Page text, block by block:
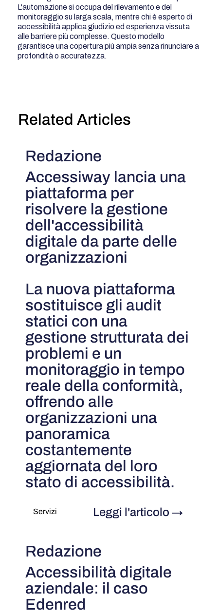
L'automazione si occupa del rilevamento e del
monitoraggio su larga scala, mentre chi è esperto di
accessibilità applica giudizio ed esperienza vissuta
alle barriere più complesse. Questo modello
garantisce una copertura più ampia senza rinunciare a
profondità o accuratezza.
Redazione
Accessiway lancia una
piattaforma per
risolvere la gestione
dell'accessibilità
digitale da parte delle
organizzazioni
La nuova piattaforma
sostituisce gli audit
statici con una
gestione strutturata dei
problemi e un
monitoraggio in tempo
reale della conformità,
offrendo alle
organizzazioni una
panoramica
costantemente
aggiornata del loro
stato di accessibilità.
Servizi Leggi l'articolo →
Redazione
Accessibilità digitale
aziendale: il caso
Edenred
Related Articles